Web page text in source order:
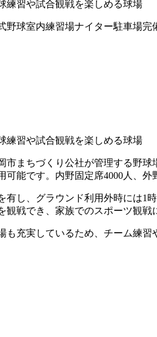
練習や試合観戦を楽しめる球場
野球室内練習場ナイター駐車場完
練習や試合観戦を楽しめる球場
市まちづくり公社が管理する野
可能です。内野固定席4000人、
有し、グラウンド利用外時には1
観戦でき、家族でのスポーツ観
も充実しているため、チーム練